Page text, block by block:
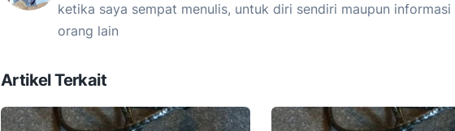
ketika saya sempat menulis, untuk diri sendiri maupun informasi
orang lain
Artikel Terkait